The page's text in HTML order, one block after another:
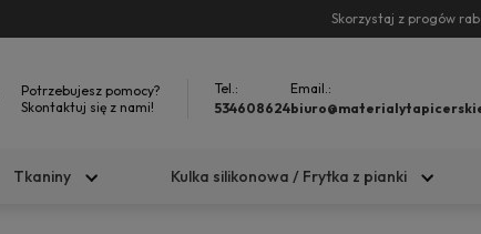
Skorzystaj z progów
Potrzebujesz pomocy?
Skontaktuj się z nami!
Tel.:
534608624
Email.:
Tkaniny Kulka silikonowa / Frytka z pianki